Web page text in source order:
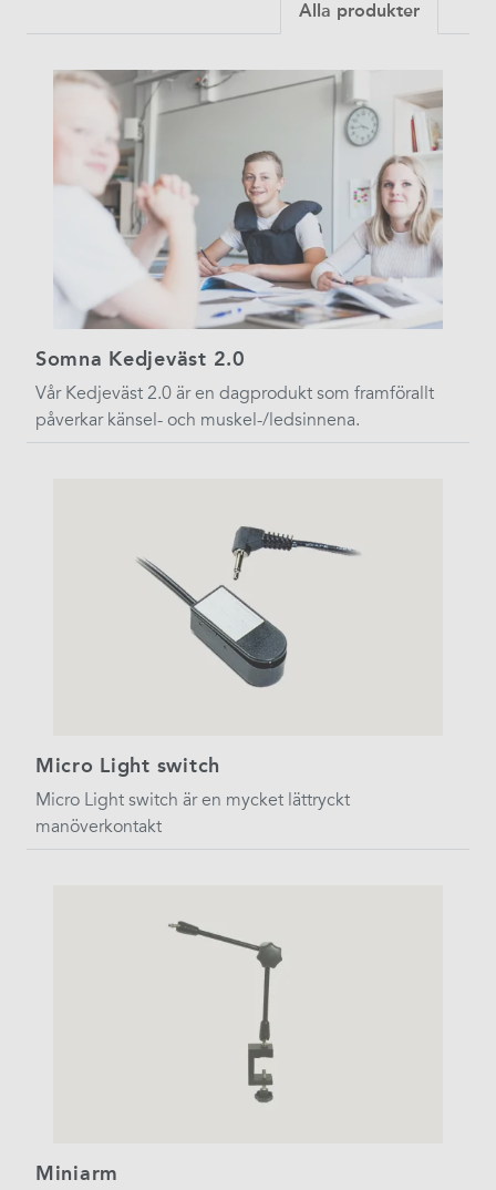
Alla produkter
Somna Kedjeväst 2.0
Vår Kedjeväst 2.0 är en dagprodukt som framförallt
påverkar känsel- och muskel-/ledsinnena.
Micro Light switch
Micro Light switch är en mycket lättryckt
manöverkontakt
Miniarm